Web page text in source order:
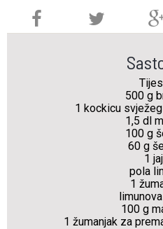
500 g
1 kockicu
1,5 dl
100 g
60 g
1
pola
1
100 g
1 žumanjak za